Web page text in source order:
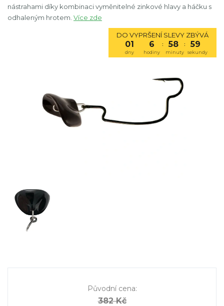
nástrahami díky kombinaci vyměnitelné zinkové hlavy a háčku s
odhaleným hrotem. Více zde
DO VYPRŠENÍ SLEVY ZBÝVÁ
01 6 : 58 : 59
dny hodiny minuty sekundy
Původní cena:
382 Kč